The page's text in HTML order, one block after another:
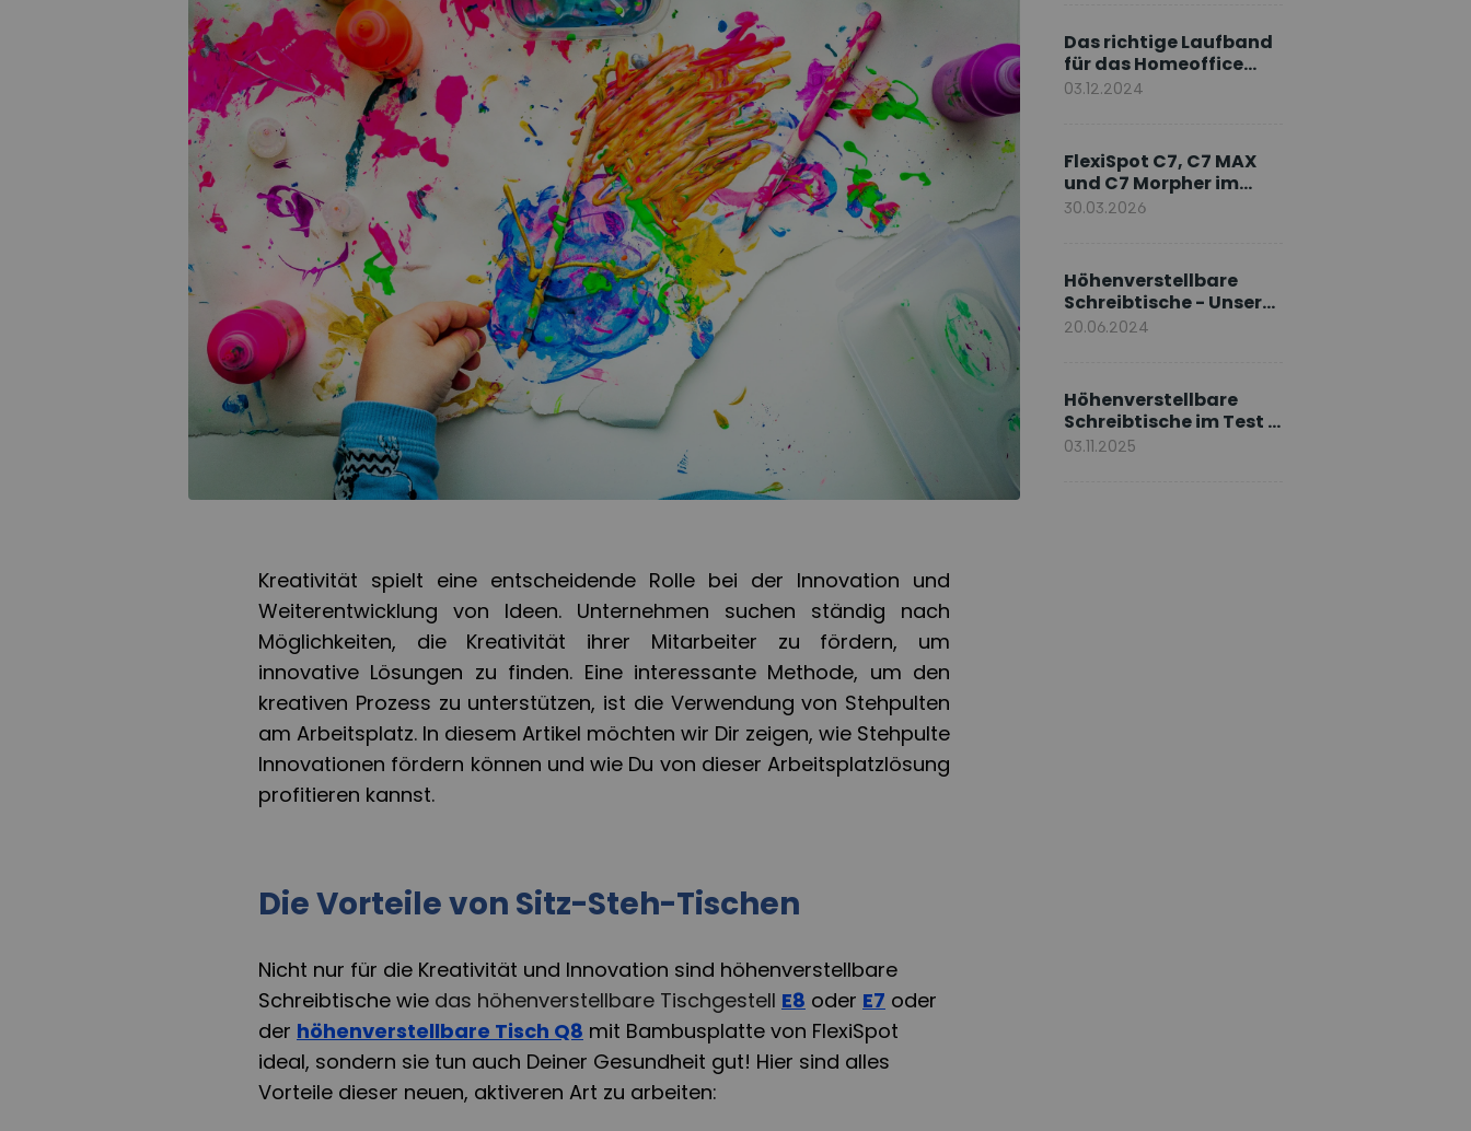
Kreativität spielt eine entscheidende Rolle bei der Innovation und
Weiterentwicklung von Ideen. Unternehmen suchen ständig nach
Möglichkeiten, die Kreativität ihrer Mitarbeiter zu fördern, um
innovative Lösungen zu finden. Eine interessante Methode, um den
kreativen Prozess zu unterstützen, ist die Verwendung von Stehpulten
am Arbeitsplatz. In diesem Artikel möchten wir Dir zeigen, wie Stehpulte
Innovationen fördern können und wie Du von dieser Arbeitsplatzlösung
profitieren kannst.
Die Vorteile von Sitz-Steh-Tischen
Nicht nur für die Kreativität und Innovation sind höhenverstellbare
Schreibtische wie das höhenverstellbare Tischgestell E8 oder E7 oder
der höhenverstellbare Tisch Q8 mit Bambusplatte von FlexiSpot
ideal, sondern sie tun auch Deiner Gesundheit gut! Hier sind alles
Vorteile dieser neuen, aktiveren Art zu arbeiten:
Das richtige Laufband
für das Homeoffice
wählen
03.12.2024
FlexiSpot C7, C7 MAX
und C7 Morpher im
Vergleich: Welches
30.03.2026
Höhenverstellbare
Schreibtische - Unsere
E7-Serie
20.06.2024
Höhenverstellbare
Schreibtische im Test –
Die besten Standing
03.11.2025